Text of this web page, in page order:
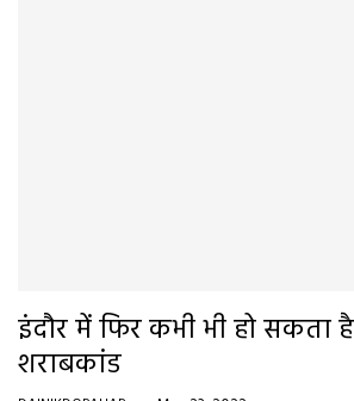
इंदौर में फिर कभी भी हो सकता
शराबकांड